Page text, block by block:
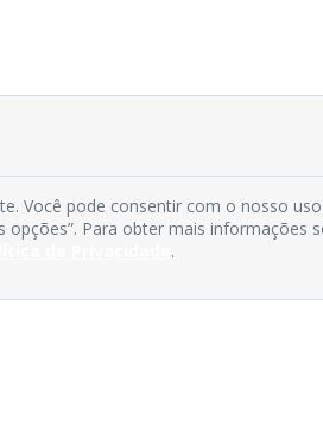
Você pode consentir com o nosso
opções”. Para obter mais informações
.